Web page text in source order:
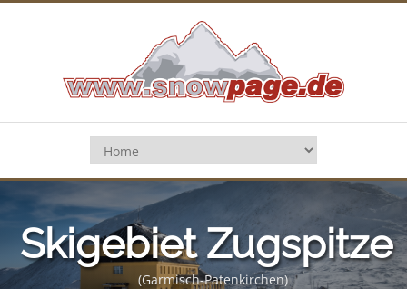
Skigebiet Zugspitze
(Garmisch-Patenkirchen)